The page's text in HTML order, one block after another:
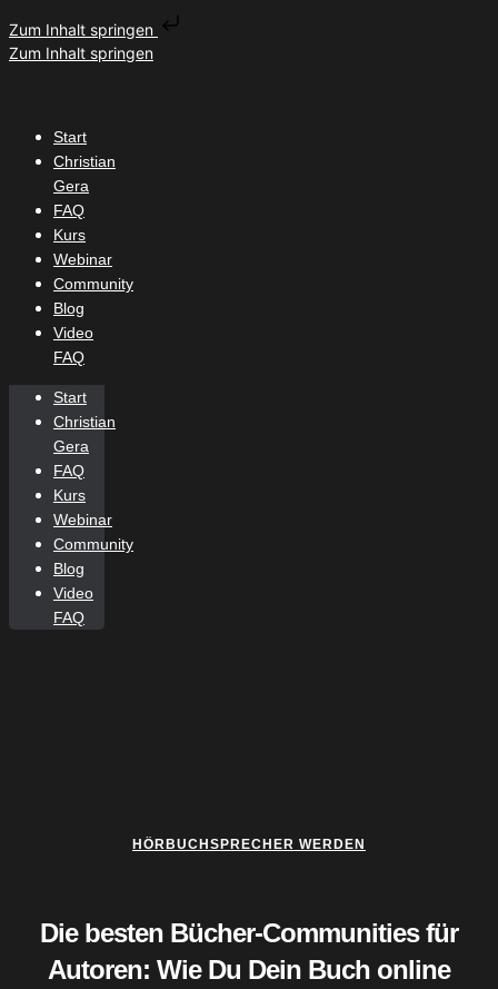
Zum Inhalt springen
Zum Inhalt springen
Start
Christian
Gera
FAQ
Kurs
Webinar
Community
Blog
Video
FAQ
Start
Christian
Gera
FAQ
Kurs
Webinar
Community
Blog
Video
FAQ
HÖRBUCHSPRECHER WERDEN
Die besten Bücher-Communities für
Autoren: Wie Du Dein Buch online